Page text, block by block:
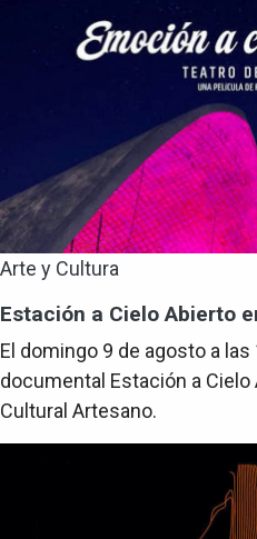
Arte y Cultura
Estación a Cielo Abierto
El domingo 9 de agosto a
documental Estación a
Cultural Artesano.